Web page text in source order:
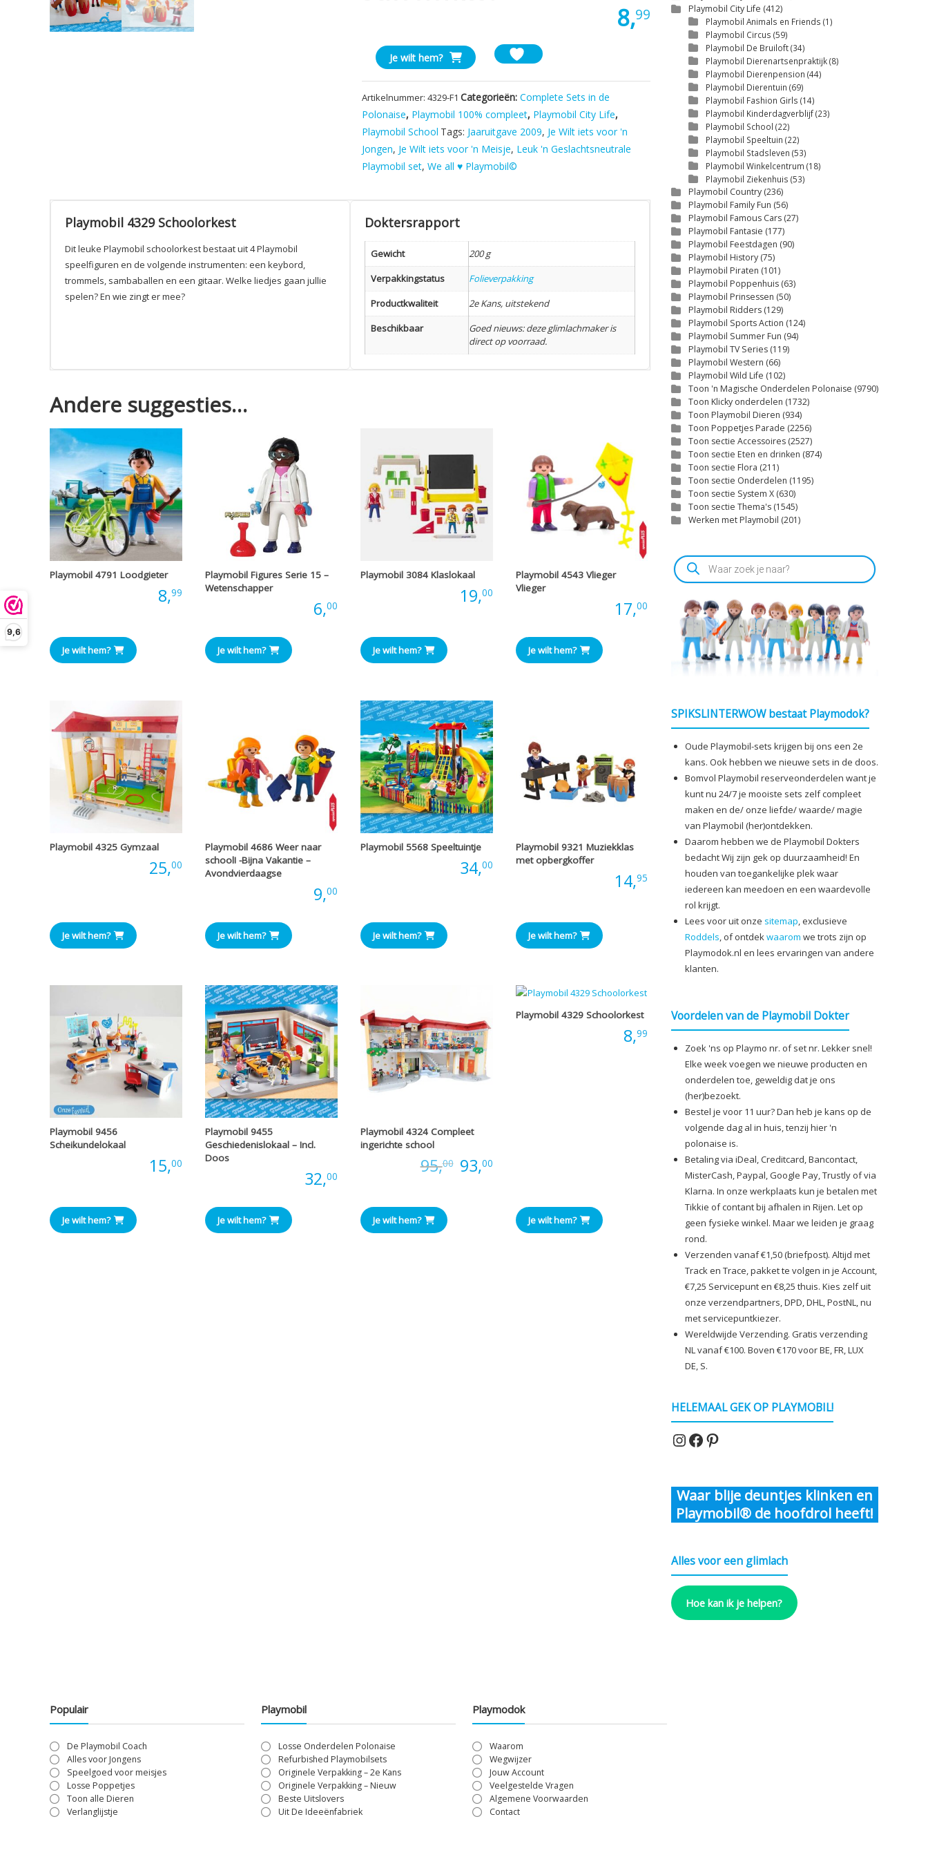
9,6
8,99
Playmobil
4329
Schoolorkest
aantal
Je wilt hem?
Artikelnummer:4329-F1 Categorieën:Complete Sets in de
Polonaise, Playmobil 100% compleet, Playmobil City Life,
Playmobil School Tags: Jaaruitgave 2009, Je Wilt iets voor 'n
Jongen, Je Wilt iets voor 'n Meisje, Leuk 'n Geslachtsneutrale
Playmobil set,We all ♥ Playmobil©
Playmobil 4329 Schoolorkest
Dit leuke Playmobil schoolorkest bestaat uit 4 Playmobil
speelfiguren en de volgende instrumenten: een keybord,
trommels, sambaballen en een gitaar. Welke liedjes gaan jullie
spelen? En wie zingt er mee?
Doktersrapport
Gewicht
200 g
Verpakkingstatus
Folieverpakking
Productkwaliteit
2e Kans, uitstekend
Beschikbaar
Goed nieuws: deze glimlachmaker is
direct op voorraad.
Andere suggesties…
Playmobil 4791 Loodgieter
8,99
Je wilt hem?
Playmobil Figures Serie 15 –
Wetenschapper
6,00
Je wilt hem?
Playmobil 3084 Klaslokaal
19,00
Je wilt hem?
Playmobil 4543 Vlieger
Vlieger
17,00
Je wilt hem?
Playmobil 4325 Gymzaal
25,00
Je wilt hem?
Playmobil 4686 Weer naar
school! -Bijna Vakantie –
Avondvierdaagse
9,00
Je wilt hem?
Playmobil 5568 Speeltuintje
34,00
Je wilt hem?
Playmobil 9321 Muziekklas
met opbergkoffer
14,95
Je wilt hem?
Playmobil 9456
Scheikundelokaal
15,00
Je wilt hem?
Playmobil 9455
Geschiedenislokaal – Incl.
Doos
32,00
Je wilt hem?
Playmobil 4324 Compleet
ingerichte school
95,00 Oorspronkelijke
93,00Huidige
Je wilt hem?
Playmobil 4329 Schoolorkest
8,99
Je wilt hem?
Playmobil City Life (412)
Playmobil Animals en Friends (1)
Playmobil Circus (59)
Playmobil De Bruiloft(34)
Playmobil Dierenartsenpraktijk(8)
Playmobil Dierenpension (44)
Playmobil Dierentuin (69)
Playmobil Fashion Girls (14)
Playmobil Kinderdagverblijf(23)
Playmobil School (22)
Playmobil Speeltuin (22)
Playmobil Stadsleven (53)
Playmobil Winkelcentrum (18)
Playmobil Ziekenhuis (53)
Playmobil Country (236)
Playmobil Family Fun (56)
Playmobil Famous Cars (27)
Playmobil Fantasie (177)
Playmobil Feestdagen (90)
Playmobil History (75)
Playmobil Piraten (101)
Playmobil Poppenhuis (63)
Playmobil Prinsessen (50)
Playmobil Ridders (129)
Playmobil Sports Action (124)
Playmobil Summer Fun (94)
Playmobil TV Series (119)
Playmobil Western (66)
Playmobil Wild Life (102)
Toon 'n Magische Onderdelen Polonaise (9790)
Toon Klicky onderdelen (1732)
Toon Playmobil Dieren (934)
Toon Poppetjes Parade (2256)
Toon sectie Accessoires (2527)
Toon sectie Eten en drinken (874)
Toon sectie Flora (211)
Toon sectie Onderdelen (1195)
Toon sectie System X (630)
Toon sectie Thema's (1545)
Werken met Playmobil (201)
Producten
zoeken
SPIKSLINTERWOW bestaat Playmodok?
Oude Playmobil-sets krijgen bij ons een 2e
kans. Ook hebben we nieuwe sets in de doos.
Bomvol Playmobil reserveonderdelen want je
kunt nu 24/7 je mooiste sets zelf compleet
maken en de/ onze liefde/ waarde/ magie
van Playmobil (her)ontdekken.
Daarom hebben we de Playmobil Dokters
bedacht Wij zijn gek op duurzaamheid! En
houden van toegankelijke plek waar
iedereen kan meedoen en een waardevolle
rol krijgt.
Lees voor uit onze sitemap, exclusieve
Roddels, of ontdekwaarom we trots zijn op
Playmodok.nl en lees ervaringen van andere
klanten.
Voordelen van de Playmobil Dokter
Zoek 'ns op Playmo nr. of set nr. Lekker snel!
Elke week voegen we nieuwe producten en
onderdelen toe, geweldig dat je ons
(her)bezoekt.
Bestel je voor 11 uur? Dan heb je kans op de
volgende dag al in huis, tenzij hier 'n
polonaise is.
Betaling via iDeal, Creditcard, Bancontact,
MisterCash, Paypal, Google Pay, Trustly of via
Klarna. In onze werkplaats kun je betalen met
Tikkie of contant bij afhalen in Rijen. Let op
geen fysieke winkel. Maar we leiden je graag
rond.
Verzenden vanaf €1,50 (briefpost). Altijd met
Track en Trace, pakket te volgen in je Account,
€7,25 Servicepunt en €8,25 thuis. Kies zelf uit
onze verzendpartners, DPD, DHL, PostNL, nu
met servicepuntkiezer.
Wereldwijde Verzending. Gratis verzending
NL vanaf €100. Boven €170 voor BE, FR, LUX
DE, S.
HELEMAAL GEK OP PLAYMOBIL!
Instagram
Facebook
Pinterest
Waar blije deuntjes klinken en
Playmobil® de hoofdrol heeft!
Alles voor een glimlach
Hoe kan ik je helpen?
Populair
De Playmobil Coach
Alles voor Jongens
Speelgoed voor meisjes
Losse Poppetjes
Toon alle Dieren
Verlanglijstje
Playmobil
Losse Onderdelen Polonaise
Refurbished Playmobilsets
Originele Verpakking – 2e Kans
Originele Verpakking – Nieuw
Beste Uitslovers
Uit De Ideeënfabriek
Playmodok
Waarom
Wegwijzer
Jouw Account
Veelgestelde Vragen
Algemene Voorwaarden
Contact